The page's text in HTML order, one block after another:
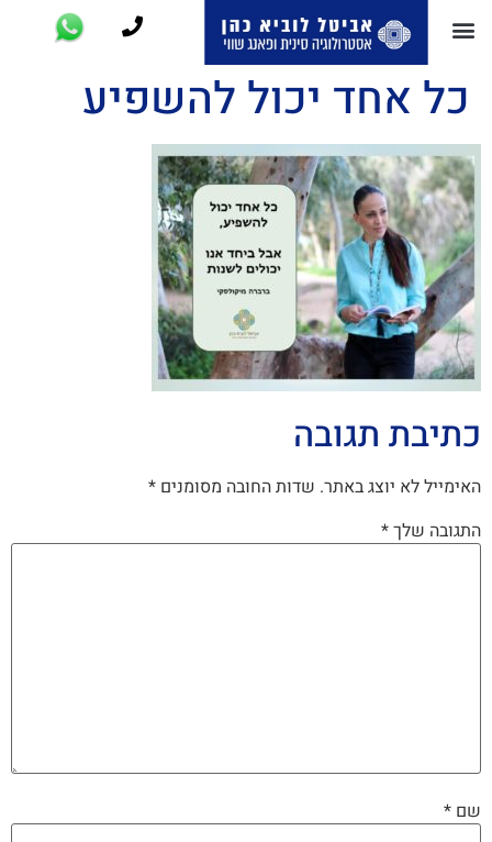
כל אחד יכול להשפיע
כתיבת תגובה
האימייל לא יוצג באתר. שדות החובה מסומנים *
התגובה שלך*
שם *